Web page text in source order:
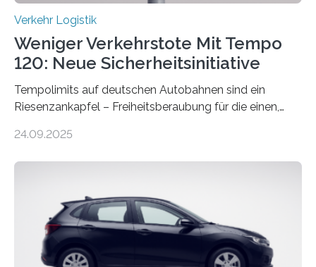
Verkehr Logistik
Weniger Verkehrstote Mit Tempo
120: Neue Sicherheitsinitiative
Tempolimits auf deutschen Autobahnen sind ein
Riesenzankapfel – Freiheitsberaubung für die einen,
Nach rund 50 Jahren hat eine Wissenschaftlerin der
die Zahl der Verkehrstoten sogar um 35 Prozent. Die
Studie ist in der Zeitschrift Transportation Research
Part A: Policy and Practice vom 5. August 2025 online
veröffentlicht. Die deutschen Autobahnen sind…
24.09.2025